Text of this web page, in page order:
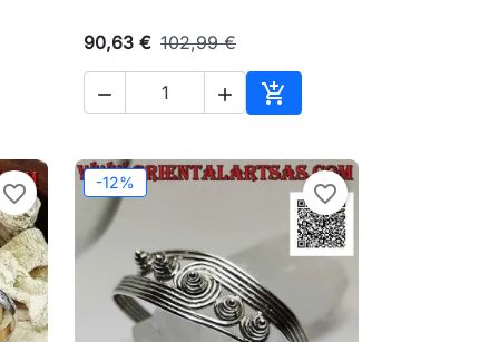
al carrello
90,63 € 102,99 €
  
Aggiungi al carrello
favorite_border -12% favorite_border